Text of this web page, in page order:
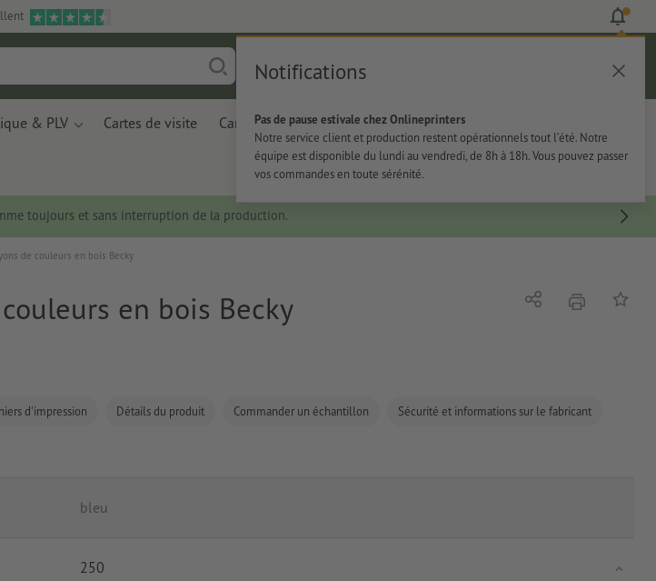
Notifications
Pas de pause estivale chez Onlineprinters
Notre service client et production restent opérationnels tout l’été. Notre
équipe est disponible du lundi au vendredi, de 8h à 18h. Vous pouvez passer
vos commandes en toute sérénité.
Panier
& PLV Cartes de visite Carterie Papeterie Autocollants
toujours et sans interruption de la production.
de couleurs en bois Becky
en bois Becky
d'impression Détails du produit Commander un échantillon Sécurité et informations sur le fabricant
Partagerimprimer
bleu
250